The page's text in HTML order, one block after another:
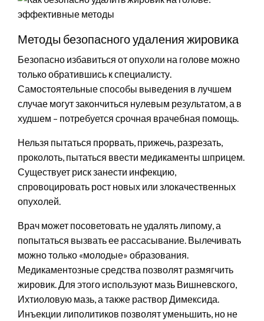
Методы безопасного удаления жировика
Безопасно избавиться от опухоли на голове можно
только обратившись к специалисту.
Самостоятельные способы выведения в лучшем
случае могут закончиться нулевым результатом, а в
худшем – потребуется срочная врачебная помощь.
Нельзя пытаться прорвать, прижечь, разрезать,
проколоть, пытаться ввести медикаменты шприцем.
Существует риск занести инфекцию,
спровоцировать рост новых или злокачественных
опухолей.
Врач может посоветовать не удалять липому, а
попытаться вызвать ее рассасывание. Вылечивать
можно только «молодые» образования.
Медикаментозные средства позволят размягчить
жировик. Для этого используют мазь Вишневского,
Ихтиоловую мазь, а также раствор Димексида.
Инъекции липолитиков позволят уменьшить, но не